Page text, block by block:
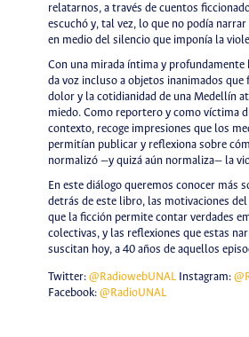
relatarnos, a través de cuentos
escuchó y, tal vez, lo que no podía
en medio del silencio que imponía la
Con una mirada íntima y profundamente
da voz incluso a objetos inanimados
dolor y la cotidianidad de una Medellín
miedo. Como reportero y como víctima
contexto, recoge impresiones que los
permitían publicar y reflexiona sobre
normalizó —y quizá aún normaliza— la
En este diálogo queremos conocer más
detrás de este libro, las motivaciones
que la ficción permite contar verdades
colectivas, y las reflexiones que estas
suscitan hoy, a 40 años de aquellos
Twitter: @RadiowebUNALInstagram:
Facebook: @RadioUNAL